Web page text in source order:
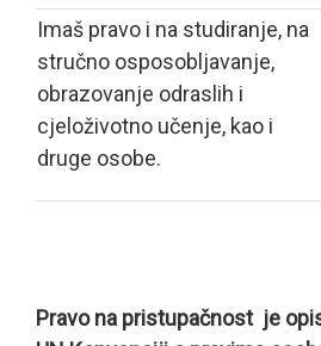
Imaš pravo i na studiranje, na
stručno osposobljavanje,
obrazovanje odraslih i
cjeloživotno učenje, kao i
druge osobe.
Pravo na pristupačnost je